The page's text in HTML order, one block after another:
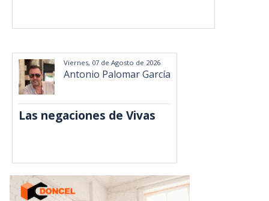
Viernes, 07 de Agosto de 2026
Antonio Palomar García
Las negaciones de Vivas